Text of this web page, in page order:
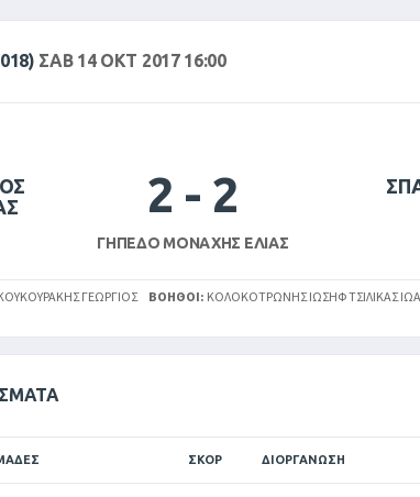
ΣΑΒ 14 ΟΚΤ 2017 16:00
2 - 2
ΓΉΠΕΔΟ ΜΟΝΑΧΉΣ ΕΛΙΆΣ
ΓΕΏΡΓΙΟΣ ΒΟΗΘΟΊ: ΚΟΛΟΚΟΤΡΏΝΗΣ ΙΩΣΉΦ ΤΣΙΛΊΚΑΣ
ΣΚΟΡ ΔΙΟΡΓΆΝΩΣΗ